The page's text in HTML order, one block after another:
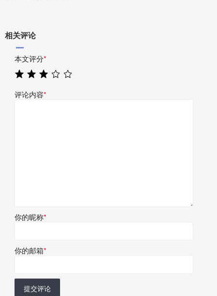
相关评论
本文评分*
评论内容*
你的昵称*
你的邮箱*
提交评论